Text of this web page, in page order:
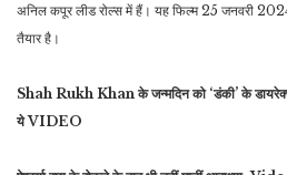
अनिल कपूर लीड रोल्स में हैं। यह फिल्म 25 जनवरी 2024
तैयार है।
Shah Rukh Khan के जन्मदिन को ‘डंकी’ के
ये VIDEO